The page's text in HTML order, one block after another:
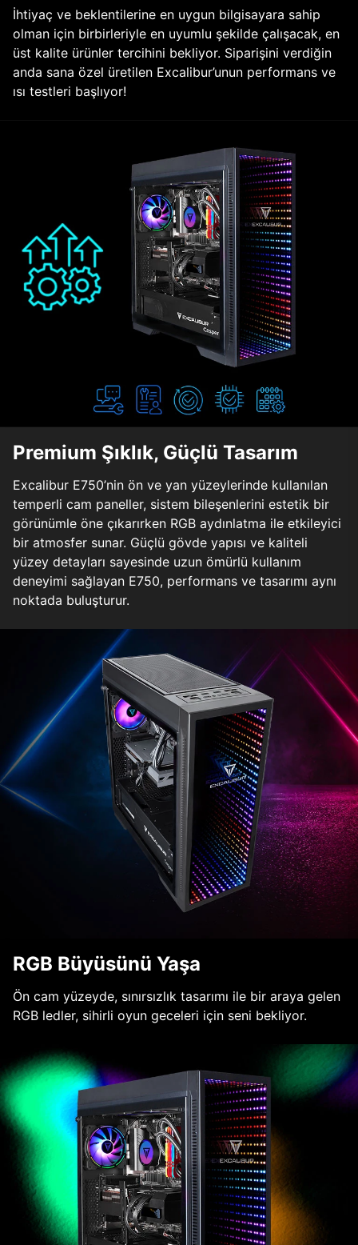
İhtiyaç ve beklentilerine en uygun bilgisayara sahip
olman için birbirleriyle en uyumlu şekilde çalışacak, en
üst kalite ürünler tercihini bekliyor. Siparişini verdiğin
anda sana özel üretilen Excalibur’unun performans ve
ısı testleri başlıyor!
Premium Şıklık, Güçlü Tasarım
Excalibur E750’nin ön ve yan yüzeylerinde kullanılan
temperli cam paneller, sistem bileşenlerini estetik bir
görünümle öne çıkarırken RGB aydınlatma ile etkileyici
bir atmosfer sunar. Güçlü gövde yapısı ve kaliteli
yüzey detayları sayesinde uzun ömürlü kullanım
deneyimi sağlayan E750, performans ve tasarımı aynı
noktada buluşturur.
RGB Büyüsünü Yaşa
Ön cam yüzeyde, sınırsızlık tasarımı ile bir araya gelen
RGB ledler, sihirli oyun geceleri için seni bekliyor.